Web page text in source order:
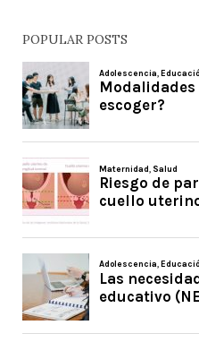
POPULAR POSTS